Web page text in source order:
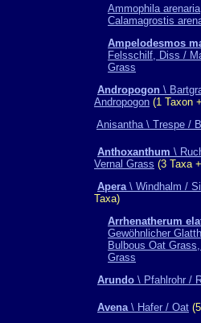
Ammophila arenaria
Calamagrostis
Ampelodesmos
Felsschilf, Diss /
Grass
Andropogon \
Andropogon (1 Taxon
Anisantha \ Trespe /
Anthoxanthum \
Vernal Grass (3 Taxa
Apera\ Windhalm /
Taxa)
Arrhenatherum
Gewöhnlicher
Bulbous Oat
Grass
Arundo \ Pfahlrohr /
Avena\ Hafer / Oat